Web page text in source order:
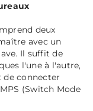
deux
avec un
Il suffit de
l'une à l'autre,
connecter
(Switch Mode